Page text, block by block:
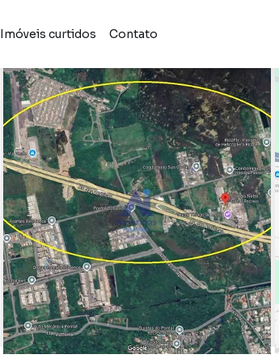
Imóveis curtidos Contato